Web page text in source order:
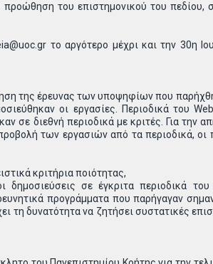
του επιστημονικού του
το αργότερο μέχρι και την 30η
της έρευνας των υποψηφίων που
οι εργασίες. Περιοδικά του
σε διεθνή περιοδικά με κριτές. Για την
των εργασιών από τα περιοδικά,
κριτήρια ποιότητας,
δημοσιεύσεις σε έγκριτα περιοδικά
προγράμματα που παρήγαγαν
τη δυνατότητα να ζητήσει συστατικές